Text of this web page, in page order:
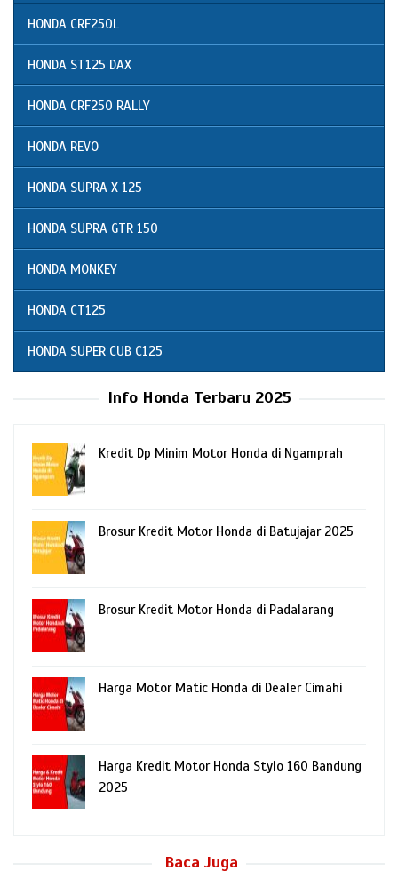
HONDA CRF250L
HONDA ST125 DAX
HONDA CRF250 RALLY
HONDA REVO
HONDA SUPRA X 125
HONDA SUPRA GTR 150
HONDA MONKEY
HONDA CT125
HONDA SUPER CUB C125
Info Honda Terbaru 2025
Kredit Dp Minim Motor Honda di Ngamprah
Brosur Kredit Motor Honda di Batujajar 2025
Brosur Kredit Motor Honda di Padalarang
Harga Motor Matic Honda di Dealer Cimahi
Harga Kredit Motor Honda Stylo 160 Bandung
2025
Baca Juga